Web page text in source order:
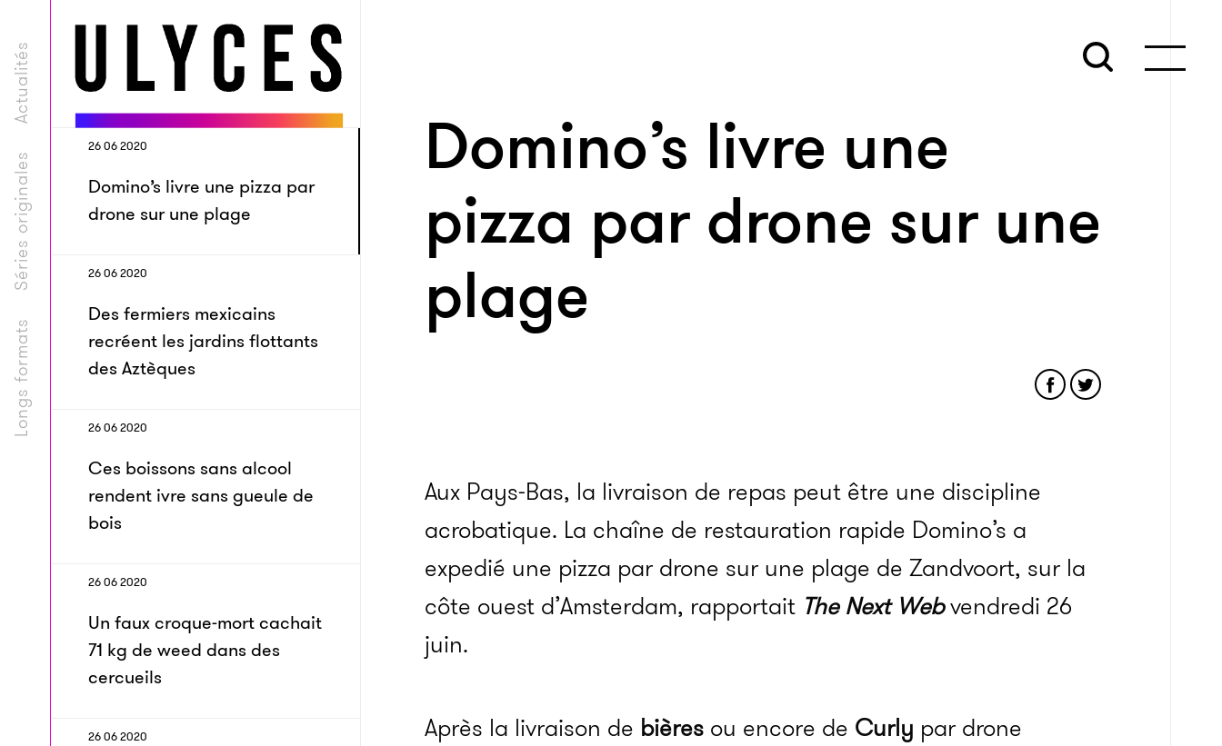
Longs formats
Séries originales
Actualités
26 06 2020
Domino’s livre une pizza par
drone sur une plage
26 06 2020
Des fermiers mexicains
recréent les jardins flottants
des Aztèques
26 06 2020
Ces boissons sans alcool
rendent ivre sans gueule de
bois
26 06 2020
Un faux croque-mort cachait
71 kg de weed dans des
cercueils
26 06 2020
Domino’s livre une
pizza par drone sur une
plage
Aux Pays-Bas, la livraison de repas peut être une discipline
acrobatique. La chaîne de restauration rapide Domino’s a
expedié une pizza par drone sur une plage de Zandvoort, sur la
côte ouest d’Amsterdam, rapportait The Next Webvendredi 26
juin.
Après la livraison de bières ou encore de Curly par drone